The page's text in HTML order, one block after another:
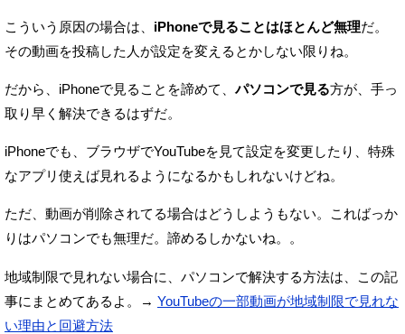
こういう原因の場合は、 iPhoneで見ることはほとんど無理だ。
その動画を投稿した人が設定を変えるとかしない限りね。
だから、iPhoneで見ることを諦めて、パソコンで見る方が、手っ
取り早く解決できるはずだ。
iPhoneでも、ブラウザでYouTubeを見て設定を変更したり、 特殊
なアプリ使えば見れるようになるかもしれないけどね。
ただ、動画が削除されてる場合はどうしようもない。
こればっか
りはパソコンでも無理だ。諦めるしかないね。。
地域制限で見れない場合に、パソコンで解決する方法は、この記
事にまとめてあるよ。
→ YouTubeの一部動画が地域制限で見れな
い理由と回避方法